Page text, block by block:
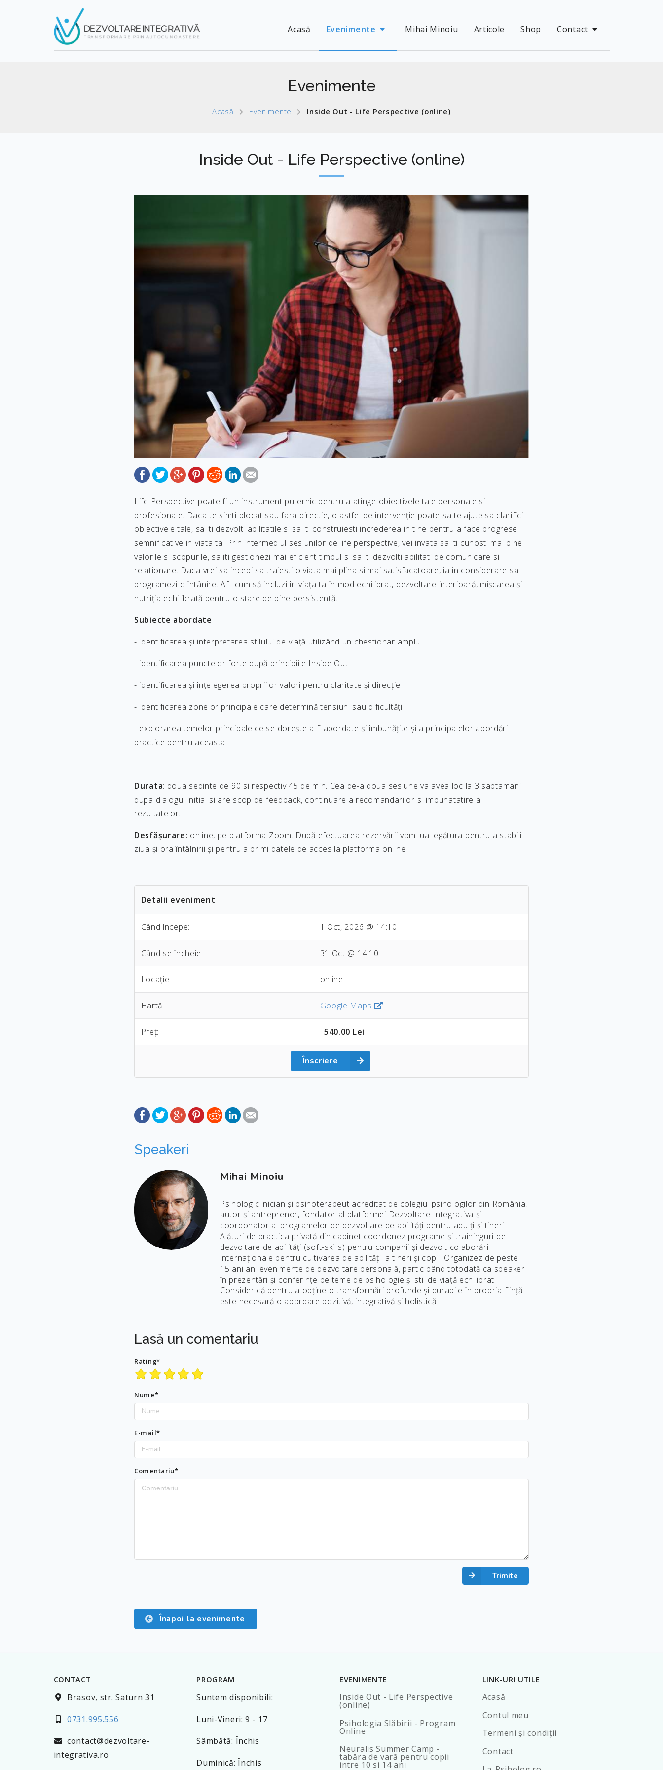
Acasă Evenimente Mihai Minoiu Articole Shop Contact
Evenimente
Acasă Evenimente Inside Out - Life Perspective (online)
Inside Out - Life Perspective (online)
Life Perspective poate fi un instrument puternic pentru a atinge obiectivele tale personale si
profesionale. Daca te simti blocat sau fara directie, o astfel de intervenție poate sa te ajute sa clarifici
obiectivele tale, sa iti dezvolti abilitatile si sa iti construiesti increderea in tine pentru a face progrese
semnificative in viata ta. Prin intermediul sesiunilor de life perspective, vei invata sa iti cunosti mai bine
valorile si scopurile, sa iti gestionezi mai eficient timpul si sa iti dezvolti abilitati de comunicare si
relationare. Daca vrei sa incepi sa traiesti o viata mai plina si mai satisfacatoare, ia in considerare sa
programezi o întânire. Afl. cum să incluzi în viața ta în mod echilibrat, dezvoltare interioară, mișcarea și
nutriția echilibrată pentru o stare de bine persistentă.
Subiecte abordate:
- identificarea și interpretarea stilului de viață utilizând un chestionar amplu
- identificarea punctelor forte după principiile Inside Out
- identificarea și înțelegerea propriilor valori pentru claritate și direcție
- identificarea zonelor principale care determină tensiuni sau dificultăți
- explorarea temelor principale ce se dorește a fi abordate și îmbunățite și a principalelor abordări
practice pentru aceasta
Durata: doua sedinte de 90 si respectiv 45 de min. Cea de-a doua sesiune va avea loc la 3 saptamani
dupa dialogul initial si are scop de feedback, continuare a recomandarilor si imbunatatire a
rezultatelor.
Desfășurare: online, pe platforma Zoom. După efectuarea rezervării vom lua legătura pentru a stabili
ziua și ora întâlnirii și pentru a primi datele de acces la platforma online.
Detalii eveniment
Când începe: 1 Oct, 2026 @ 14:10
Când se încheie: 31 Oct @ 14:10
Locaţie: online
Hartă: Google Maps
Preţ: : 540.00 Lei
Înscriere
Speakeri
Mihai Minoiu
Psiholog clinician și psihoterapeut acreditat de colegiul psihologilor din România,
autor și antreprenor, fondator al platformei Dezvoltare Integrativa și
coordonator al programelor de dezvoltare de abilități pentru adulți și tineri.
Alături de practica privată din cabinet coordonez programe și traininguri de
dezvoltare de abilități (soft-skills) pentru companii și dezvolt colaborări
internaționale pentru cultivarea de abilități la tineri și copii. Organizez de peste
15 ani ani evenimente de dezvoltare personală, participând totodată ca speaker
în prezentări și conferințe pe teme de psihologie și stil de viață echilibrat.
Consider că pentru a obține o transformări profunde și durabile în propria ființă
este necesară o abordare pozitivă, integrativă și holistică.
Lasă un comentariu
Rating*
Nume*
E-mail*
Comentariu*
Trimite
Înapoi la evenimente
CONTACT
Brasov, str. Saturn 31
0731.995.556
contact@dezvoltare-
integrativa.ro
PROGRAM
Suntem disponibili:
Luni-Vineri: 9 - 17
Sâmbătă: Închis
Duminică: Închis
EVENIMENTE
Inside Out - Life Perspective
(online)
Psihologia Slăbirii - Program
Online
Neuralis Summer Camp -
tabăra de vară pentru copii
intre 10 si 14 ani
LINK-URI UTILE
Acasă
Contul meu
Termeni şi condiţii
Contact